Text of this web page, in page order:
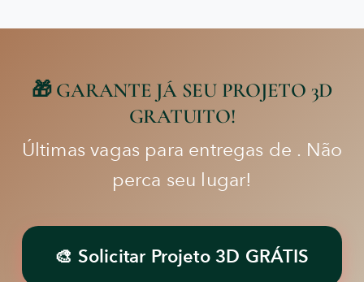
🎁 GARANTE JÁ SEU PROJETO 3D
GRATUITO!
Últimas vagas para entregas de . Não
perca seu lugar!
🎨 Solicitar Projeto 3D GRÁTIS